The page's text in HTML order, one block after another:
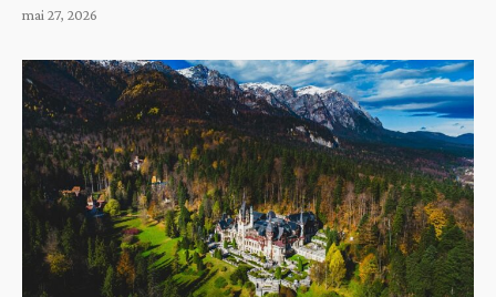
mai 27, 2026